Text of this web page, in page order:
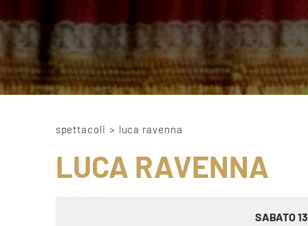
spettacoli > luca ravenna
LUCA RAVENNA
SABATO